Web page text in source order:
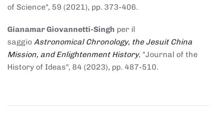
of Science", 59 (2021), pp. 373-406.
Gianamar Giovannetti-Singh per il
saggio Astronomical Chronology, the Jesuit China
Mission, and Enlightenment History, "Journal of the
History of Ideas", 84 (2023), pp. 487-510.